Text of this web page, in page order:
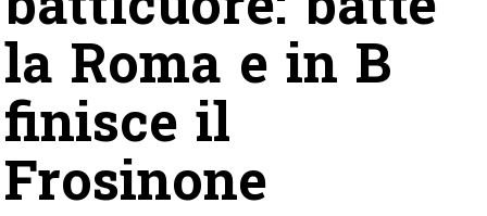
la Roma e in B
finisce il
Frosinone